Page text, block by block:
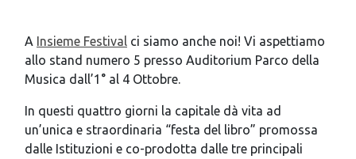
A Insieme Festival ci siamo anche noi! Vi aspettiamo
allo stand numero 5 presso Auditorium Parco della
Musica dall’1° al 4 Ottobre.
In questi quattro giorni la capitale dà vita ad
un’unica e straordinaria “festa del libro” promossa
dalle Istituzioni e co-prodotta dalle tre principali